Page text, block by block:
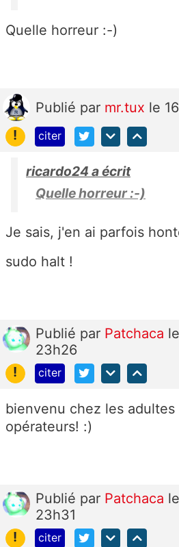
Quelle horreur :-)
Publié par mr.tux le
!
citer
ricardo24 a écrit
Quelle horreur :-)
Je sais, j'en ai parfois
sudo halt !
Publié par Patchaca
23h26
!
citer
bienvenu chez les adultes
opérateurs! :)
Publié par Patchaca
23h31
!
citer